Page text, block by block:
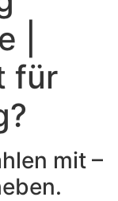
|
für
mit –